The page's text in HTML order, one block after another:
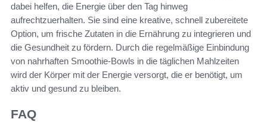
dabei helfen, die Energie über den Tag hinweg
aufrechtzuerhalten. Sie sind eine kreative, schnell zubereitete
Option, um frische Zutaten in die Ernährung zu integrieren und
die Gesundheit zu fördern. Durch die regelmäßige Einbindung
von nahrhaften Smoothie-Bowls in die täglichen Mahlzeiten
wird der Körper mit der Energie versorgt, die er benötigt, um
aktiv und gesund zu bleiben.
FAQ